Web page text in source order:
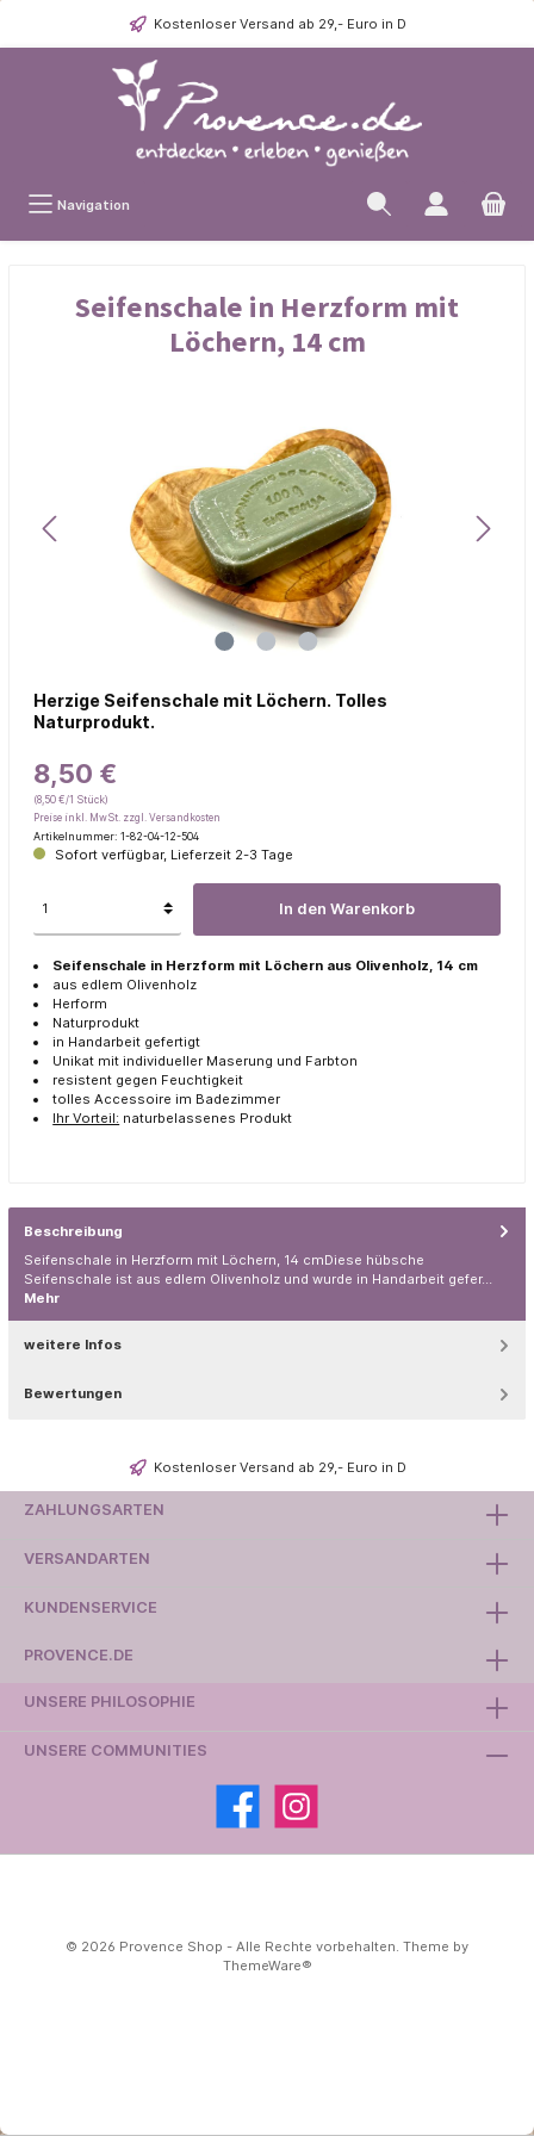
Kostenloser Versand ab 29,- Euro in D
Navigation
Seifenschale in Herzform mit
Löchern, 14 cm
Herzige Seifenschale mit Löchern. Tolles
Naturprodukt.
8,50 €
(8,50 €/1 Stück)
Preise inkl. MwSt. zzgl. Versandkosten
Artikelnummer: 1-82-04-12-504
Sofort verfügbar, Lieferzeit 2-3 Tage
In den Warenkorb
Seifenschale in Herzform mit Löchern aus Olivenholz, 14 cm
aus edlem Olivenholz
Herform
Naturprodukt
in Handarbeit gefertigt
Unikat mit individueller Maserung und Farbton
resistent gegen Feuchtigkeit
tolles Accessoire im Badezimmer
Ihr Vorteil: naturbelassenes Produkt
Beschreibung
Seifenschale in Herzform mit Löchern, 14 cmDiese hübsche
Seifenschale ist aus edlem Olivenholz und wurde in Handarbeit gefer…
Mehr
weitere Infos
Bewertungen
Kostenloser Versand ab 29,- Euro in D
KUNDENSERVICE
PROVENCE.DE
ZAHLUNGSARTEN
VERSANDARTEN
UNSERE PHILOSOPHIE
UNSERE COMMUNITIES
© 2026 Provence Shop - Alle Rechte vorbehalten. Theme by
ThemeWare®